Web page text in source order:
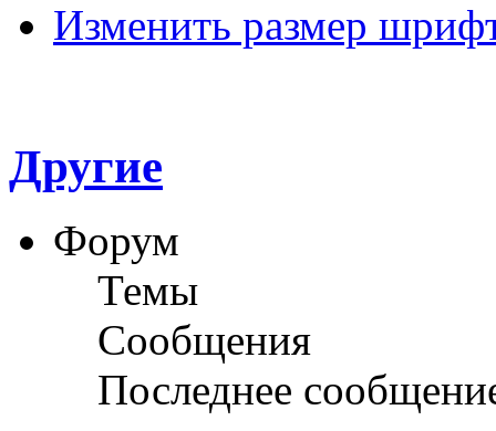
Изменить размер
Другие
Форум
Темы
Сообщения
Последнее